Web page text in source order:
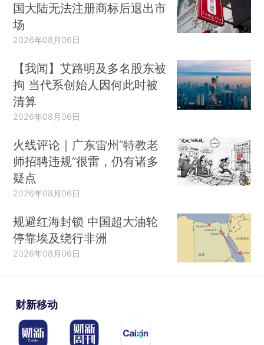
国大陆无法注册商标后退出市
场
2026年08月06日
【我闻】艾路明及多名股东被
拘 当代系创始人因何此时被
清算
2026年08月06日
火线评论｜广东雷州“特教老
师招聘违规”很雷，仍有诸多
疑点
2026年08月06日
规避红海封锁 中国超大油轮
停靠埃及绕行非洲
2026年08月06日
财新移动